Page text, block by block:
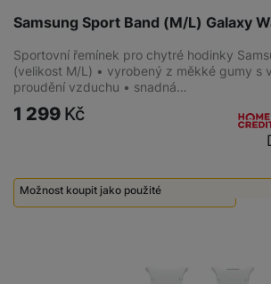
Samsung Sport Band (M/L) Galaxy
Sportovní řemínek pro chytré hodinky
(velikost M/L) • vyrobený z měkké gumy s
proudění vzduchu • snadná…
1 299 Kč
Možnost koupit jako použité